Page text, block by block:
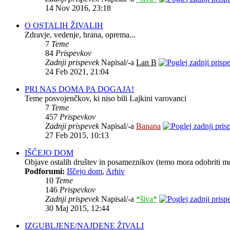
14 Nov 2016, 23:18
O OSTALIH ŽIVALIH
Zdravje, vedenje, hrana, oprema...
7 Teme
84 Prispevkov
Zadnji prispevekNapisal/-a Lan B
24 Feb 2021, 21:04
PRI NAS DOMA PA DOGAJA!
Teme posvojenčkov, ki niso bili Lajkini varovanci
7 Teme
457 Prispevkov
Zadnji prispevekNapisal/-a Banana
27 Feb 2015, 10:13
IŠČEJO DOM
Objave ostalih društev in posameznikov (temo mora odobriti
Podforumi: Iščejo dom, Arhiv
10 Teme
146 Prispevkov
Zadnji prispevekNapisal/-a *šiva*
30 Maj 2015, 12:44
IZGUBLJENE/NAJDENE ŽIVALI